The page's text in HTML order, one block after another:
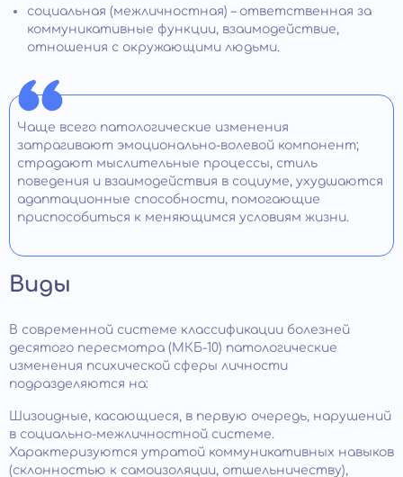
социальная (межличностная) – ответственная за
коммуникативные функции, взаимодействие,
отношения с окружающими людьми.
Чаще всего патологические изменения
затрагивают эмоционально-волевой компонент;
страдают мыслительные процессы, стиль
поведения и взаимодействия в социуме, ухудшаются
адаптационные способности, помогающие
приспособиться к меняющимся условиям жизни.
Виды
В современной системе классификации болезней
десятого пересмотра (МКБ-10) патологические
изменения психической сферы личности
подразделяются на:
Шизоидные, касающиеся, в первую очередь, нарушений
в социально-межличностной системе.
Характеризуются утратой коммуникативных навыков
(склонностью к самоизоляции, отшельничеству),